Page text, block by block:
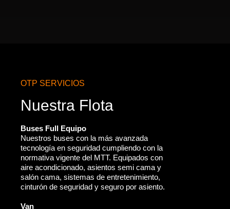
OTP SERVICIOS
Nuestra Flota
Buses Full Equipo
Nuestros buses con la más avanzada
tecnología en seguridad cumpliendo con la
normativa vigente del MTT. Equipados con
aire acondicionado, asientos semi cama y
salón cama, sistemas de entretenimiento,
cinturón de seguridad y seguro por asiento.
Van